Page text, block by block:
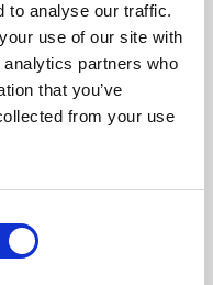
to analyse our traffic.
use of our site with
partners who
that you’ve
from your use
149
59
(pa)